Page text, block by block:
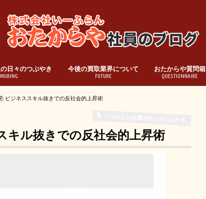
日々のつぶやき 今後の買取業界について
FUTURE
おたからや質問箱
QUESTIONNAIRE
: ビジネススキル抜きでの反社会的上昇術
キル抜きでの反社会的上昇術